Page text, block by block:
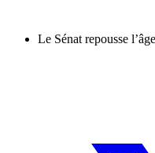
Le Sénat repousse